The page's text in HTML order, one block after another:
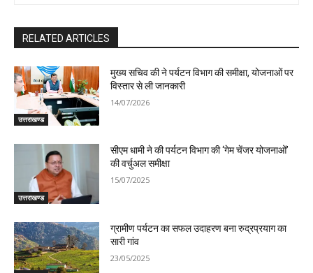
RELATED ARTICLES
उत्तराखण्ड
मुख्य सचिव की ने पर्यटन विभाग की समीक्षा, योजनाओं पर
विस्तार से ली जानकारी
14/07/2026
उत्तराखण्ड
सीएम धामी ने की पर्यटन विभाग की ‘गेम चेंजर योजनाओं’
की वर्चुअल समीक्षा
15/07/2025
ग्रामीण पर्यटन का सफल उदाहरण बना रुद्रप्रयाग का
सारी गांव
23/05/2025